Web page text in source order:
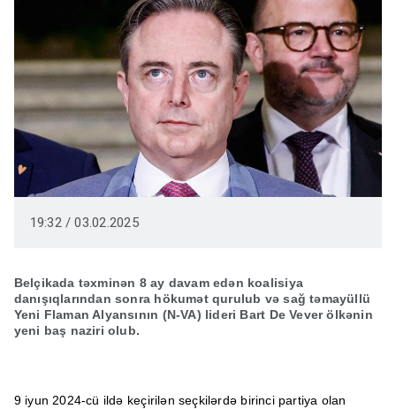
19:32 / 03.02.2025
Belçikada təxminən 8 ay davam edən koalisiya
danışıqlarından sonra hökumət qurulub və sağ təmayüllü
Yeni Flaman Alyansının (N-VA) lideri Bart De Vever ölkənin
yeni baş naziri olub.
9 iyun 2024-cü ildə keçirilən seçkilərdə birinci partiya olan